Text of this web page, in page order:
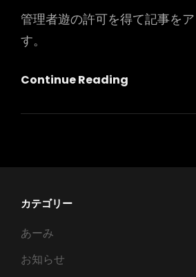
管理者遊の許可を得て記事を
す。
Continue Reading
射
カテゴリー
あーみ
お知らせ